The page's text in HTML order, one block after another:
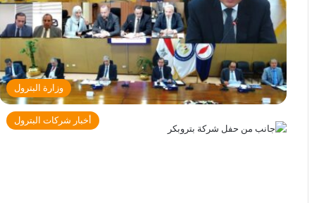
وزارة البترول
أخبار شركات البترول